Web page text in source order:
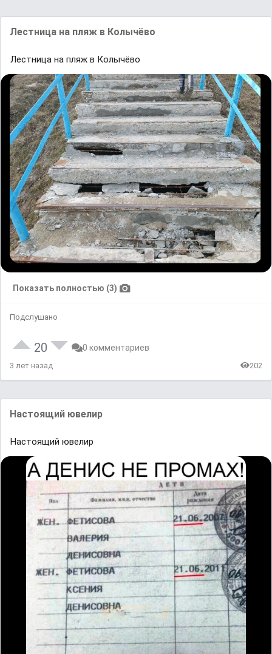
Лестница на пляж в Колычёво
Лестница на пляж в Колычёво
Показать полностью (3)
Подслушано
20 0 комментариев
3 лет назад 202
Настоящий ювелир
Настоящий ювелир